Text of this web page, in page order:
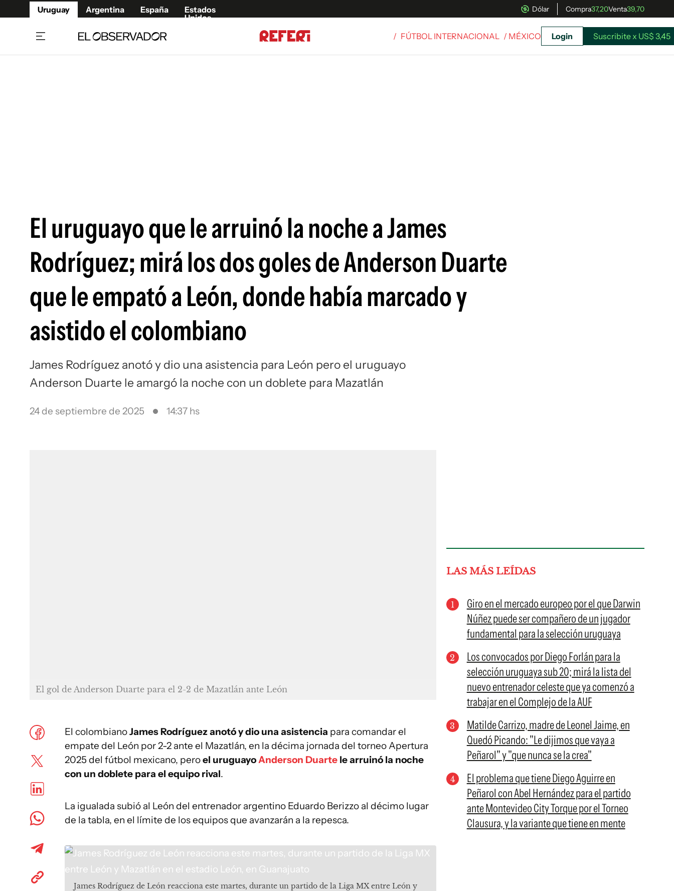
Uruguay Argentina España
Estados
Unidos
Dólar Compra37,20Venta39,70
Siguenos en:
/ FÚTBOL INTERNACIONAL / MÉXICO Login Suscribite x US$ 3,45
El uruguayo que le arruinó la noche a James
Rodríguez; mirá los dos goles de Anderson Duarte
que le empató a León, donde había marcado y
asistido el colombiano
James Rodríguez anotó y dio una asistencia para León pero el uruguayo
Anderson Duarte le amargó la noche con un doblete para Mazatlán
24 de septiembre de 2025 14:37 hs
El gol de Anderson Duarte para el 2-2 de Mazatlán ante León
El colombianoJames Rodríguez anotó y dio una asistencia para comandar el
empate del León por 2-2 ante el Mazatlán, en la décima jornada del torneo Apertura
2025 del fútbol mexicano, peroel uruguayoAnderson Duarte le arruinó la noche
con un doblete para el equipo rival.
La igualada subió al León del entrenador argentino Eduardo Berizzo al décimo lugar
de la tabla, en el límite de los equipos que avanzarán a la repesca.
James Rodríguez de León reacciona este martes, durante un partido de la Liga MX entre León y
LAS MÁS LEÍDAS
Giro en el mercado europeo por el que Darwin
Núñez puede ser compañero de un jugador
fundamental para la selección uruguaya
Los convocados por Diego Forlán para la
selección uruguaya sub 20; mirá la lista del
nuevo entrenador celeste que ya comenzó a
trabajar en el Complejo de la AUF
Matilde Carrizo, madre de Leonel Jaime, en
Quedó Picando: "Le dijimos que vaya a
Peñarol" y "que nunca se la crea"
El problema que tiene Diego Aguirre en
Peñarol con Abel Hernández para el partido
ante Montevideo City Torque por el Torneo
Clausura, y la variante que tiene en mente